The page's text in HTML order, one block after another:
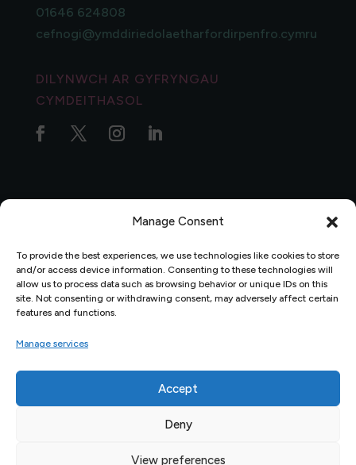
Manage Consent
To provide the best experiences, we use technologies like cookies to store
and/or access device information. Consenting to these technologies will
allow us to process data such as browsing behavior or unique IDs on this
site. Not consenting or withdrawing consent, may adversely affect certain
features and functions.
Manage services
Accept
Deny
View preferences
01646 624808
cefnogi@ymddiriedolaetharfordirpenfro.cymru
DILYNWCH AR GYFRYNGAU
CYMDEITHASOL
Policy
Dylunio ganPercolated Design© 2026 Ymddiriedolaeth
Arfordir Penfro (Registered Charity Number/Rhif Elusen